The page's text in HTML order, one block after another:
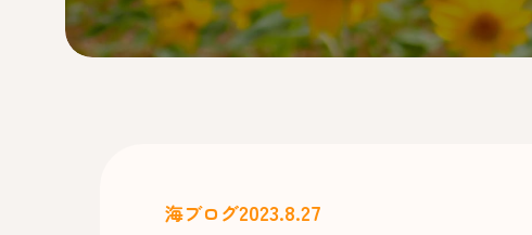
海ブログ2023.8.27